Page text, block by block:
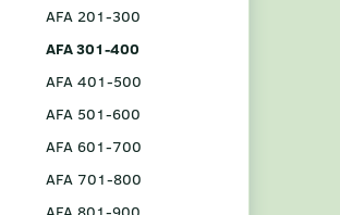
AFA 201-300
AFA 301-400
AFA 401-500
AFA 501-600
AFA 601-700
AFA 701-800